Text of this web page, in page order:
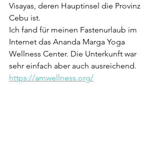
Visayas, deren Hauptinsel die Provinz
Cebu ist.
Ich fand für meinen Fastenurlaub im
Internet das Ananda Marga Yoga
Wellness Center. Die Unterkunft war
sehr einfach aber auch ausreichend.
https://amwellness.org/